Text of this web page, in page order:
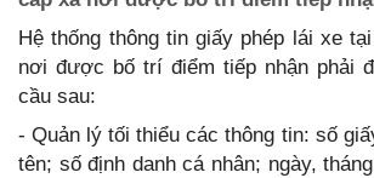
Hệ thống thông tin giấy phép lái xe
nơi được bố trí điểm tiếp nhận phải
cầu sau:
- Quản lý tối thiểu các thông tin: số
tên; số định danh cá nhân; ngày,